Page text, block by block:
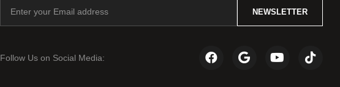
NEWSLETTER
Follow Us on Social Media: